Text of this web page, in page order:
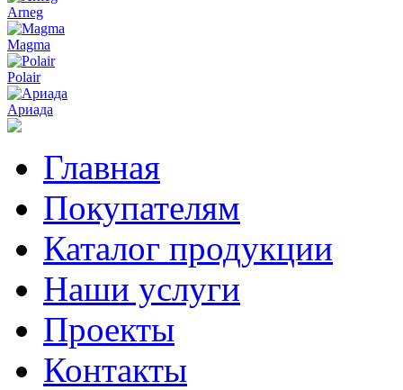
Arneg
Magma
Polair
Ариада
Главная
Покупателям
Каталог продукции
Наши услуги
Проекты
Контакты